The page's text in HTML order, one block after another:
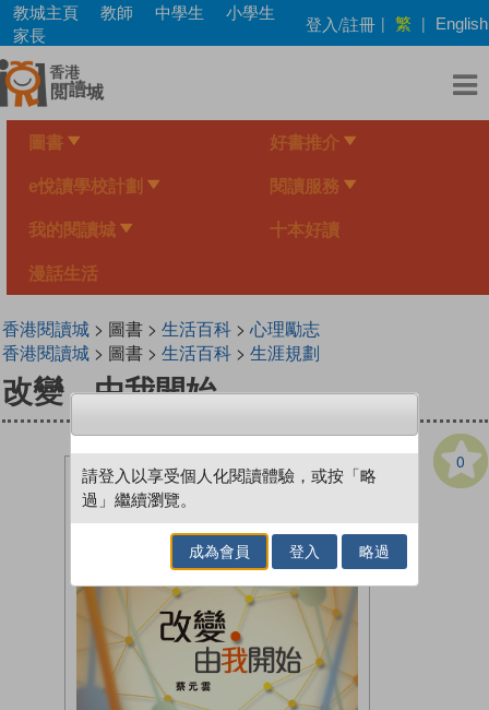
Skip
main
content
教城主頁 教師 中學生
小學生
家長
登入/註冊 | 繁 | English
圖書 好書推介
e悅讀學校計劃 閱讀服務
我的閱讀城 十本好讀
漫話生活
香港閱讀城> 圖書 > 生活百科> 心理勵志
香港閱讀城> 圖書 > 生活百科> 生涯規劃
改變，由我開始
0
請登入以享受個人化閱讀體驗，或按「略
過」繼續瀏覽。
成為會員 登入 略過